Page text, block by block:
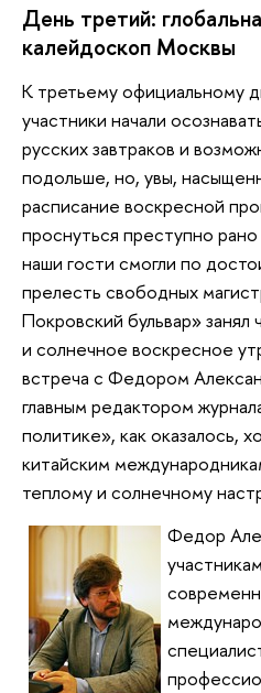
День третий:
калейдоскоп Москвы
К третьему официальному
участники начали
русских завтраков и
подольше, но, увы,
расписание воскресной
проснуться преступно
наши гости смогли по
прелесть свободных
Покровский бульвар»
и солнечное воскресное
встреча с Федором
главным редактором
политике», как оказалось,
китайским
теплому и солнечному
Федор